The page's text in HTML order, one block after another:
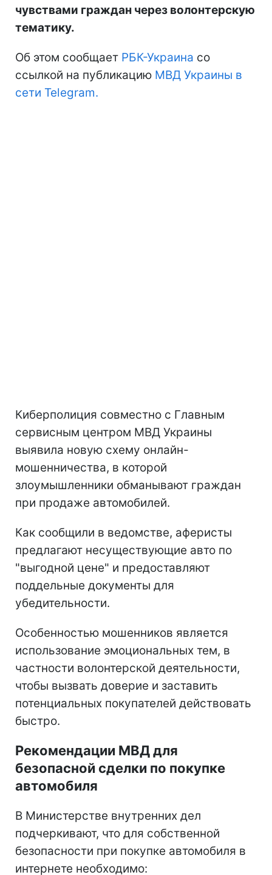
чувствами граждан через волонтерскую
тематику.
Об этом сообщает РБК-Украина со
ссылкой на публикацию МВД Украины в
сети Telegram.
Киберполиция совместно с Главным
сервисным центром МВД Украины
выявила новую схему онлайн-
мошенничества, в которой
злоумышленники обманывают граждан
при продаже автомобилей.
Как сообщили в ведомстве, аферисты
предлагают несуществующие авто по
"выгодной цене" и предоставляют
поддельные документы для
убедительности.
Особенностью мошенников является
использование эмоциональных тем, в
частности волонтерской деятельности,
чтобы вызвать доверие и заставить
потенциальных покупателей действовать
быстро.
Рекомендации МВД для
безопасной сделки по покупке
автомобиля
В Министерстве внутренних дел
подчеркивают, что для собственной
безопасности при покупке автомобиля в
интернете необходимо: